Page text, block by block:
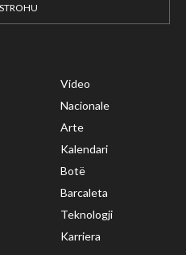
Video
Nacionale
Arte
Kalendari
Botë
Barcaleta
Teknologji
Karriera